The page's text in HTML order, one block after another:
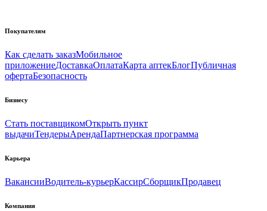
Покупателям
Как сделать заказМобильное
приложениеДоставкаОплатаКарта аптекБлогПубличная
офертаБезопасность
Бизнесу
Стать поставщикомОткрыть пункт
выдачиТендерыАрендаПартнерская программа
Карьера
ВакансииВодитель-курьерКассирСборщикПродавец
Компания